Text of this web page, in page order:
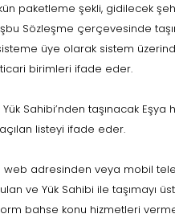
paketleme şekli, gidilecek
Sözleşme çerçevesinde
üye olarak sistem
ticari birimleri ifade eder.
Sahibi’nden taşınacak Eşya
açılan listeyi ifade eder.
web adresinden veya mobil
ve Yük Sahibi ile taşımayı
bahse konu hizmetleri